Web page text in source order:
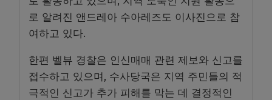
로 알려진 앤드레아 수아레즈도 이사진으로 참
여하고 있다.
한편 벨뷰 경찰은 인신매매 관련 제보와 신고를
접수하고 있으며, 수사당국은 지역 주민들의 적
극적인 신고가 추가 피해를 막는 데 결정적인